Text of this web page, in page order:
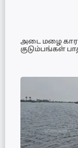
அடை மழை
குடும்பங்கள்